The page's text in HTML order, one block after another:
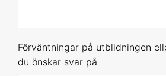
R 3
Förväntningar på utblidningen
du önskar svar på